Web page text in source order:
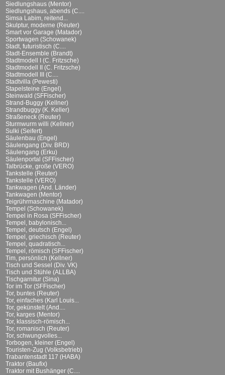
Siedlungshaus (Mentor)
Siedlungshaus, abends (C....
Simsa Labim, reitend...
Skulptur, moderne (Reuter)
Smart vor Garage (Matador)
Sportwagen (Schowanek)
Stadt, futuristisch (C....
Stadt-Ensemble (Brandt)
Stadtmodell I (C. Fritzsche)
Stadtmodell II (C. Fritzsche)
Stadtmodell III (C....
Stadtvilla (Pewesti)
Stapelsteine (Engel)
Steinwald (SFFischer)
Strand-Buggy (Kellner)
Strandbuggy (K. Keller)
Straßeneck (Reuter)
Sturmwurm willi (Kellner)
Sulki (Seifert)
Säulenbau (Engel)
Säulengang (Div. BRD)
Säulengang (Erku)
Säulenportal (SFFischer)
Talbrücke, große (VERO)
Tankstelle (Reuter)
Tankstelle (VERO)
Tankwagen (And. Länder)
Tankwagen (Mentor)
Teigrührmaschine (Matador)
Tempel (Schowanek)
Tempel in Rosa (SFFischer)
Tempel, babylonisch...
Tempel, deutsch (Engel)
Tempel, griechisch (Reuter)
Tempel, quadratisch...
Tempel, römisch (SFFischer)
Tim, persönlich (Kellner)
Tisch und Sessel (Div. VK)
Tisch und Stühle (ALLBA)
Tischgarnitur (Sina)
Tor im Tor (SFFischer)
Tor, buntes (Reuter)
Tor, einfaches (Karl Louis...
Tor, gekünstelt (And....
Tor, karges (Mentor)
Tor, klassisch-römisch...
Tor, romanisch (Reuter)
Tor, schwungvolles...
Torbogen, kleiner (Engel)
Touristen-Zug (Volksbetrieb)
Trabantenstadt 117 (HABA)
Traktor (Baufix)
Traktor mit Bushänger (C....